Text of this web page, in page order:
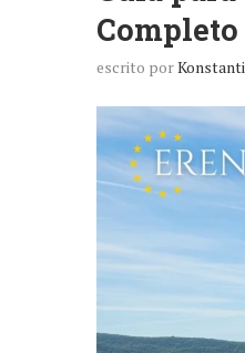
Completo
escrito por